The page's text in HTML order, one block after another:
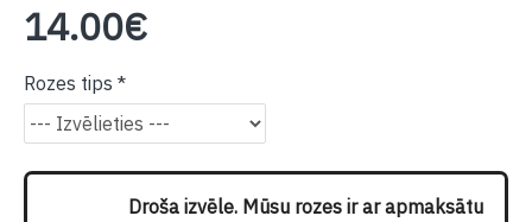
14.00€
Rozes tips
Droša izvēle. Mūsu rozes ir ar apmaksātu